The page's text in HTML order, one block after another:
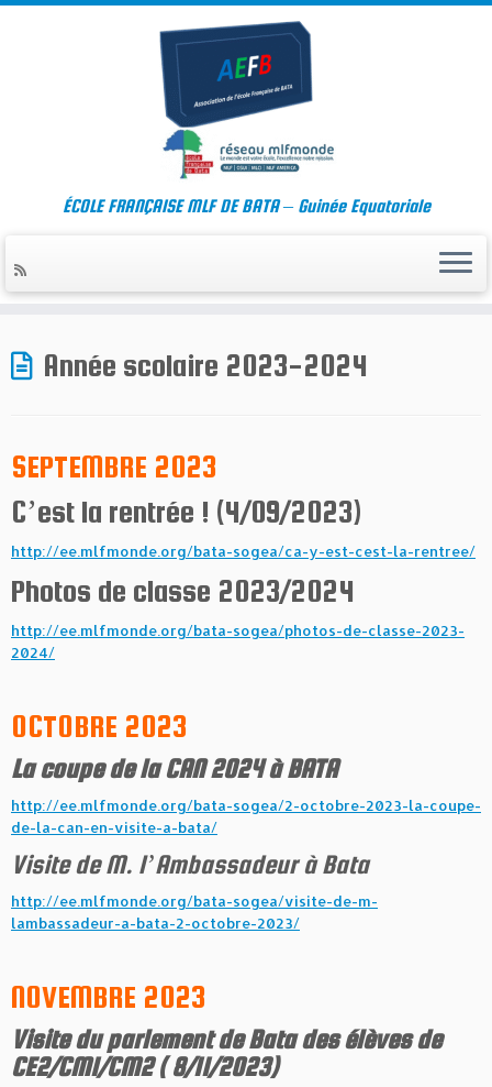
content
ÉCOLE FRANÇAISE MLF DE BATA – Guinée Equatoriale
Année scolaire 2023-2024
SEPTEMBRE 2023
C’est la rentrée ! (4/09/2023)
http://ee.mlfmonde.org/bata-sogea/ca-y-est-cest-la-rentree/
Photos de classe 2023/2024
http://ee.mlfmonde.org/bata-sogea/photos-de-classe-2023-
2024/
OCTOBRE 2023
La coupe de la CAN 2024 à BATA
http://ee.mlfmonde.org/bata-sogea/2-octobre-2023-la-coupe-
de-la-can-en-visite-a-bata/
Visite de M. l’Ambassadeur à Bata
http://ee.mlfmonde.org/bata-sogea/visite-de-m-
lambassadeur-a-bata-2-octobre-2023/
NOVEMBRE 2023
Visite du parlement de Bata des élèves de
CE2/CM1/CM2 ( 8/11/2023)